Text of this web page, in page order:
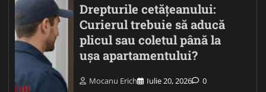
Drepturile cetățeanului:
Curierul trebuie să aducă
plicul sau coletul până la
ușa apartamentului?
Mocanu Erich Iulie 20, 2026 0